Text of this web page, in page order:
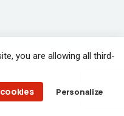
you are allowing all third-
Personalize